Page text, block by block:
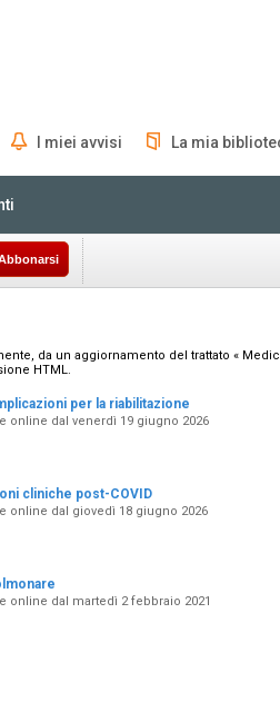
I miei avvisi La mia
da un aggiornamento del trattato «
HTML.
per la riabilitazione
online dal venerdì 19 giugno 2026
cliniche post-COVID
online dal giovedì 18 giugno 2026
online dal martedì 2 febbraio 2021